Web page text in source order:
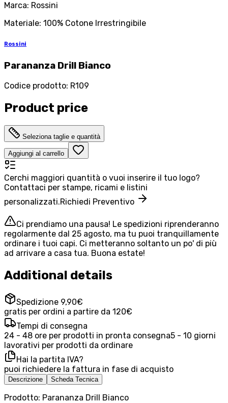
Marca: Rossini
Materiale: 100% Cotone Irrestringibile
Rossini
Parananza Drill Bianco
Codice prodotto: R109
Product price
Seleziona taglie e quantità
Aggiungi al carrello
Cerchi maggiori quantità o vuoi inserire il tuo logo?
Contattaci per stampe, ricami e listini
personalizzati.Richiedi Preventivo
Ci prendiamo una pausa! Le spedizioni riprenderanno
regolarmente dal 25 agosto, ma tu puoi tranquillamente
ordinare i tuoi capi. Ci metteranno soltanto un po' di più
ad arrivare a casa tua. Buona estate!
Additional details
Spedizione 9,90€
gratis per ordini a partire da 120€
Tempi di consegna
24 - 48 ore per prodotti in pronta consegna5 - 10 giorni
lavorativi per prodotti da ordinare
Hai la partita IVA?
puoi richiedere la fattura in fase di acquisto
Descrizione Scheda Tecnica
Prodotto: Parananza Drill Bianco